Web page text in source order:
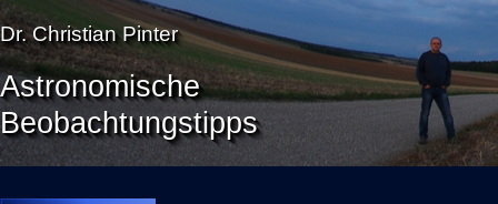
Direkt zum Seiteninhalt
Dr. Christian Pinter
Astronomische
Beobachtungstipps